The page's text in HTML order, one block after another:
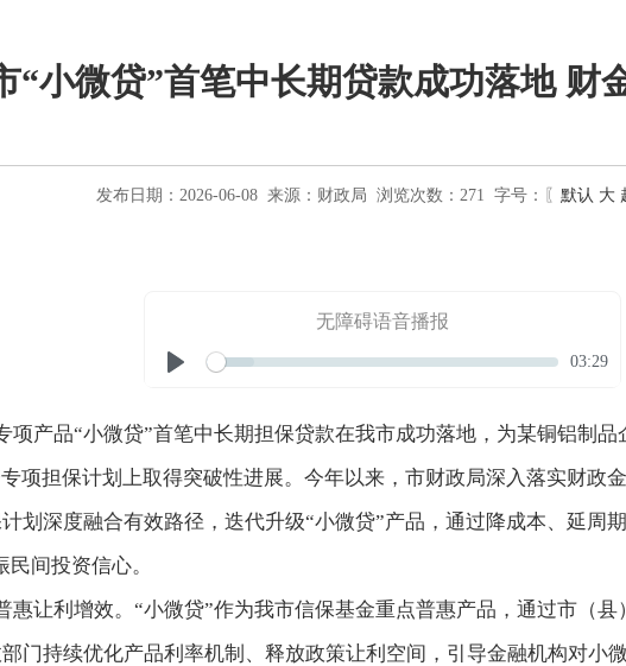
“小微贷”首笔中长期贷款成功落地 财
发布日期：2026-06-08 来源： 财政局 浏览次数： 271 字号：〖 默认 大
无障碍语音播报
Seek
Current
03:29
项产品“小微贷”首笔中长期担保贷款在我市成功落地，为某铜铝制
项担保计划上取得突破性进展。今年以来，市财政局深入落实财政
划深度融合有效路径，迭代升级“小微贷”产品，通过降成本、延周
间投资信心。
惠让利增效。“小微贷”作为我市信保基金重点普惠产品，通过市（
门持续优化产品利率机制、释放政策让利空间，引导金融机构对小